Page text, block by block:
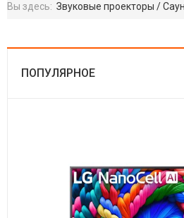
Вы здесь: Звуковые проекторы /
ПОПУЛЯРНОЕ